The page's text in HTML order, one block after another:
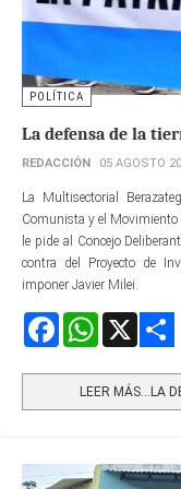
POLÍTICA
La defensa de la
REDACCIÓN 05 AGOSTO
La Multisectorial
Comunista y el Movimiento
le pide al Concejo
contra del Proyecto de
imponer Javier Milei.
FacebookWhatsApp
LEER MÁS…LA